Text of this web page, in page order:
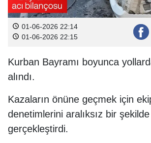
01-06-2026 22:14
01-06-2026 22:15
Kurban Bayramı boyunca
alındı.
Kazaların önüne geçmek için
denetimlerini aralıksız bir şekilde
gerçekleştirdi.